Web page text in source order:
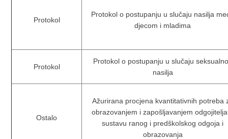
Protokol
Protokol o postupanju u slučaju nasilja
djecom i mladima
Protokol
Protokol o postupanju u slučaju
nasilja
Ostalo
Ažurirana procjena kvantitativnih potreba
obrazovanjem i zapošljavanjem
sustavu ranog i predškolskog odgoja i
obrazovanja